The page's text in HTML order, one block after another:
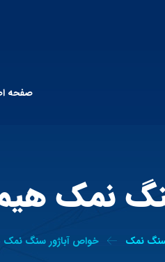
صفحه
نمک
سنگ نمک خواص آباژور سنگ نمک